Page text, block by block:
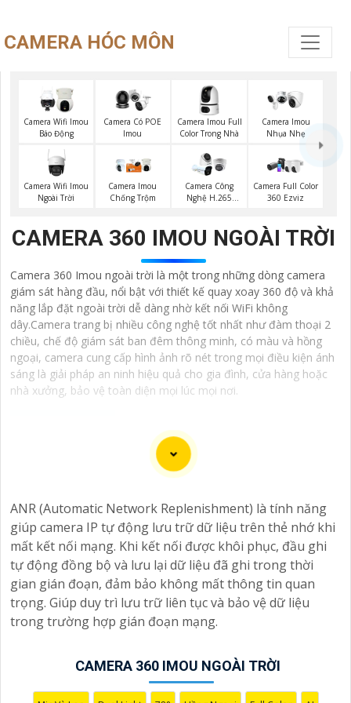
CAMERA HÓC MÔN
Camera Wifi Imou
Báo Động
Camera Có POE
Imou
Camera Imou Full
Color Trong Nhà
Camera Imou
Nhụa Nhẹ
Camera Wifi Imou
Ngoài Trời
Camera Imou
Chống Trộm
Camera Công
Nghệ H.265
Camera Full Color
360 Ezviz
CAMERA 360 IMOU NGOÀI TRỜI
Camera 360 Imou ngoài trời là một trong những dòng camera
giám sát hàng đầu, nổi bật với thiết kế quay xoay 360 độ và khả
năng lắp đặt ngoài trời dễ dàng nhờ kết nối WiFi không
dây.Camera trang bị nhiều công nghệ tốt nhất như đàm thoại 2
chiều, chế độ giám sát ban đêm thông minh, có màu và hồng
ngoại, camera cung cấp hình ảnh rõ nét trong mọi điều kiện ánh
sáng là giải pháp an ninh hiệu quả cho gia đình, cửa hàng hoặc
nhà xưởng, bảo vệ toàn diện mọi lúc mọi nơi.
Dưới đây là 5 lý do để bạn chọn lắp Camera Wifi Imou
🌙1:Giá cả phải chăng: Camera Wifi Imou cung cấp các
tính năng hiện đại như quan sát từ xa, báo động
chuyển động, và chất lượng hình ảnh tốt mà vẫn có
mức giá hấp dẫn.
➲2:Dễ dàng lắp đặt: Camera Imou được thiết kế dễ
dàng lắp đặt, bạn có thể tự cài đặt và sử dụng mà
không cần phải thuê dịch vụ chuyên nghiệp.
bởi một trong những công ty hàng đầu trong lĩnh vực
an ninh và giám sát, vì vậy bạn có thể tin tưởng vào
ANR (Automatic Network Replenishment) là tính năng
giúp camera IP tự động lưu trữ dữ liệu trên thẻ nhớ khi
mất kết nối mạng. Khi kết nối được khôi phục, đầu ghi
tự động đồng bộ và lưu lại dữ liệu đã ghi trong thời
gian gián đoạn, đảm bảo không mất thông tin quan
trọng. Giúp duy trì lưu trữ liên tục và bảo vệ dữ liệu
trong trường hợp gián đoạn mạng.
CAMERA 360 IMOU NGOÀI TRỜI